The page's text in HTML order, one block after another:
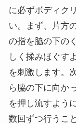
に必ずボディク
い。まず、片方
の指を脇の下の
しく揉みほぐす
を刺激します。
ら脇の下に向か
を押し流すよう
数回ずつ行うこ